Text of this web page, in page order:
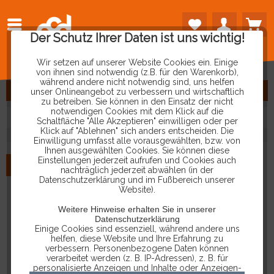
Der Schutz Ihrer Daten ist uns wichtig!
Wir setzen auf unserer Website Cookies ein. Einige
von ihnen sind notwendig (z.B. für den Warenkorb),
während andere nicht notwendig sind, uns helfen
unser Onlineangebot zu verbessern und wirtschaftlich
zu betreiben. Sie können in den Einsatz der nicht
notwendigen Cookies mit dem Klick auf die
Schaltfläche "Alle Akzeptieren" einwilligen oder per
Klick auf "Ablehnen" sich anders entscheiden. Die
Einwilligung umfasst alle vorausgewählten, bzw. von
Ihnen ausgewählten Cookies. Sie können diese
Einstellungen jederzeit aufrufen und Cookies auch
nachträglich jederzeit abwählen (in der
Datenschutzerklärung und im Fußbereich unserer
Website).
Weitere Hinweise erhalten Sie in unserer
Datenschutzerklärung
Einige Cookies sind essenziell, während andere uns
helfen, diese Website und Ihre Erfahrung zu
verbessern. Personenbezogene Daten können
verarbeitet werden (z. B. IP-Adressen), z. B. für
personalisierte Anzeigen und Inhalte oder Anzeigen-
FILTERN
NEU